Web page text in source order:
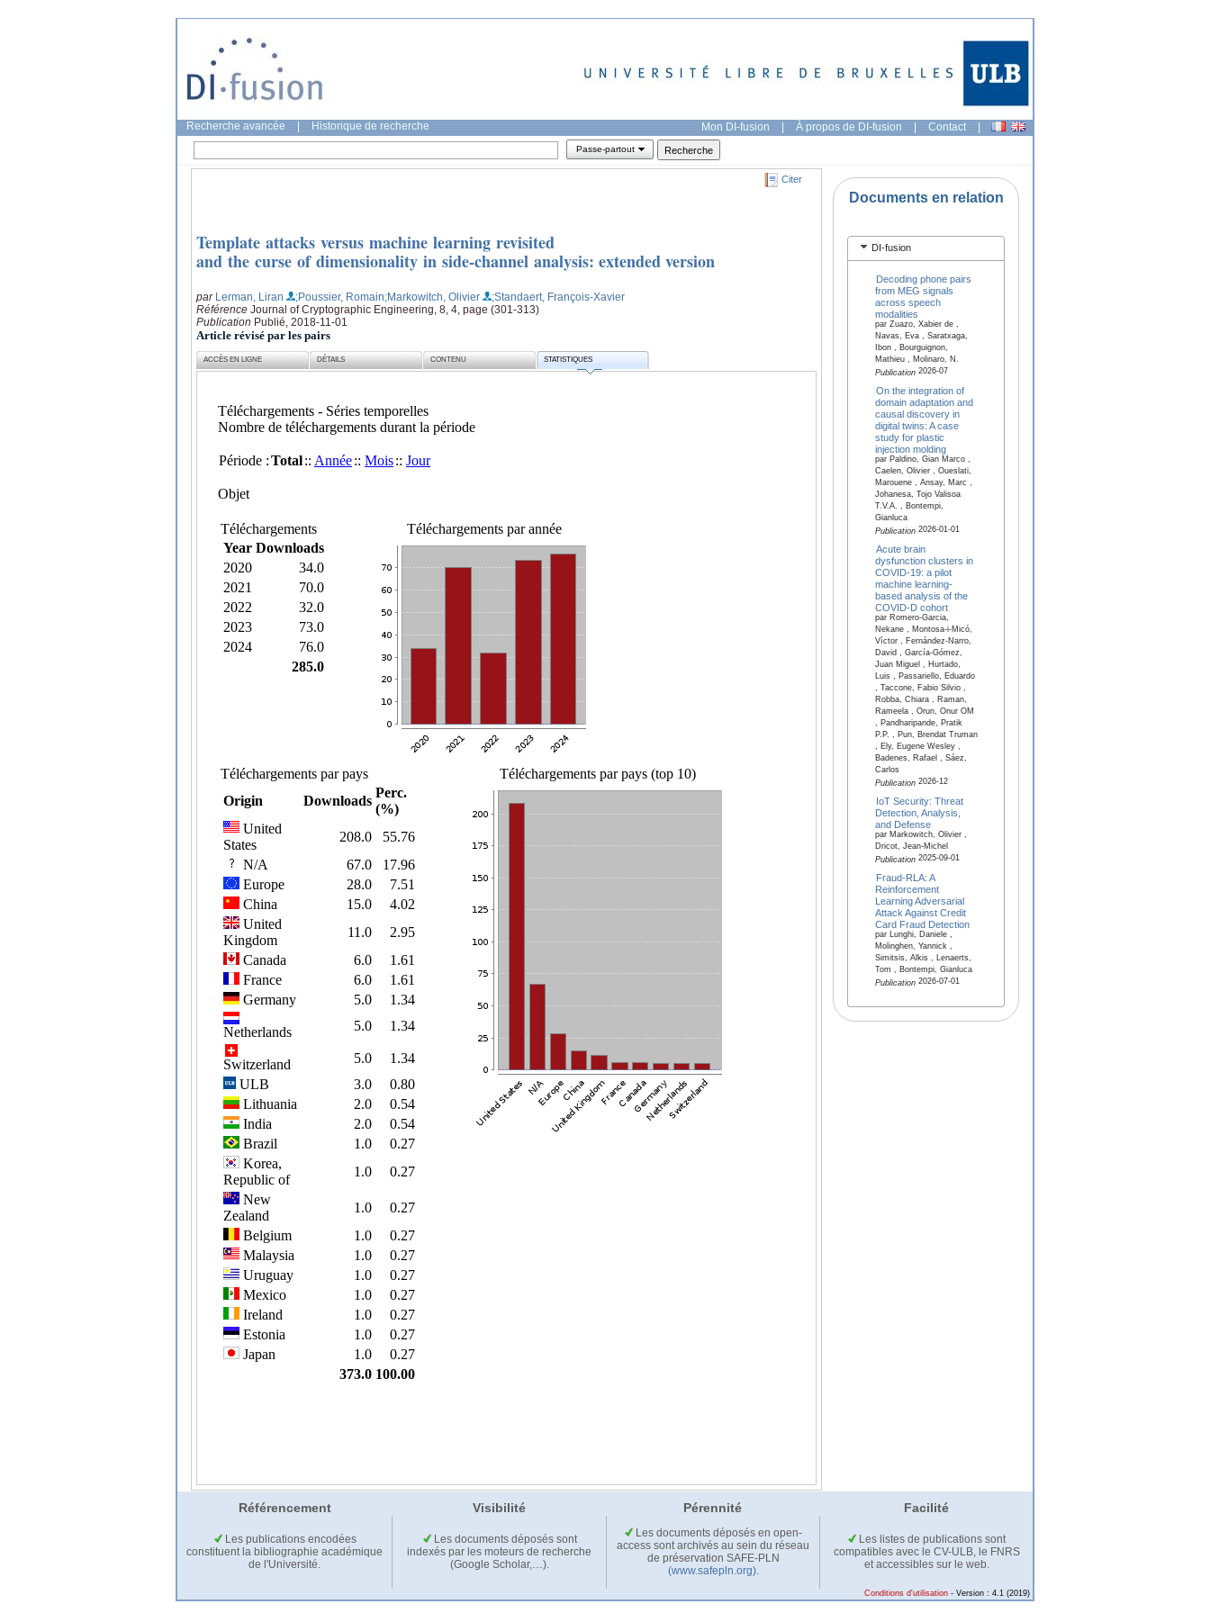
Recherche avancée Historique de recherche Mon DI-fusion | À propos de DI-fusion | Contact |
Passe-partout
Citer
Template attacks versus machine learning revisited
and the curse of dimensionality in side-channel analysis: extended version
par Lerman, Liran ;Poussier, Romain;Markowitch, Olivier
;Standaert, François-Xavier
Référence Journal of Cryptographic Engineering, 8, 4, page (301-313)
Publication Publié, 2018-11-01
Article révisé par les pairs
ACCÈS EN LIGNE DÉTAILS CONTENU STATISTIQUES
Documents en relation
DI-fusion
Decoding phone pairs
from MEG signals
across speech
modalities
par Zuazo, Xabier de ,
Navas, Eva , Saratxaga,
Ibon , Bourguignon,
Mathieu , Molinaro, N.
Publication2026-07
On the integration of
domain adaptation and
causal discovery in
digital twins: A case
study for plastic
injection molding
par Paldino, Gian Marco ,
Caelen, Olivier , Oueslati,
Marouene , Ansay, Marc ,
Johanesa, Tojo Valisoa
T.V.A. , Bontempi,
Gianluca
Publication2026-01-01
Acute brain
dysfunction clusters in
COVID-19: a pilot
machine learning-
based analysis of the
COVID-D cohort
par Romero-Garcia,
Nekane , Montosa-i-Micó,
Víctor , Fernández-Narro,
David , García-Gómez,
Juan Miguel , Hurtado,
Luis , Passariello, Eduardo
, Taccone, Fabio Silvio ,
Robba, Chiara , Raman,
Rameela , Orun, Onur OM
, Pandharipande, Pratik
P.P. , Pun, Brendat Truman
, Ely, Eugene Wesley ,
Badenes, Rafael , Sáez,
Carlos
Publication2026-12
IoT Security: Threat
Detection, Analysis,
and Defense
par Markowitch, Olivier ,
Dricot, Jean-Michel
Publication2025-09-01
Fraud-RLA: A
Reinforcement
Learning Adversarial
Attack Against Credit
Card Fraud Detection
par Lunghi, Daniele ,
Molinghen, Yannick ,
Simitsis, Alkis , Lenaerts,
Tom , Bontempi, Gianluca
Publication2026-07-01
Référencement Visibilité Pérennité Facilité
Les publications encodées
constituent la bibliographie académique
de l'Université.
Les documents déposés sont
indexés par les moteurs de recherche
(Google Scholar,…).
Les documents déposés en open-
access sont archivés au sein du réseau
de préservation SAFE-PLN
(www.safepln.org).
Les listes de publications sont
compatibles avec le CV-ULB, le FNRS
et accessibles sur le web.
Conditions d'utilisation - Version : 4.1 (2019)